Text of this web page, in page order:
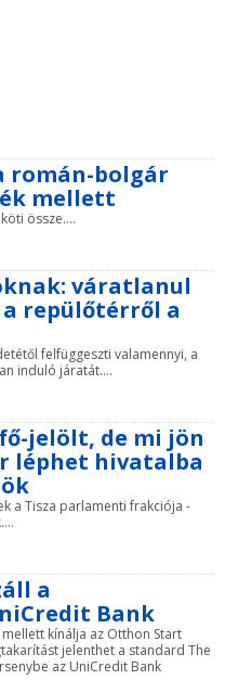
román-bolgár
mellett
össze....
váratlanul
repülőtérről a
felfüggeszti valamennyi, a
induló járatát....
jelölt, de mi jön
léphet hivatalba
a Tisza parlamenti frakciója -
a
Bank
kínálja az Otthon Start
jelenthet a standard The
az UniCredit Bank